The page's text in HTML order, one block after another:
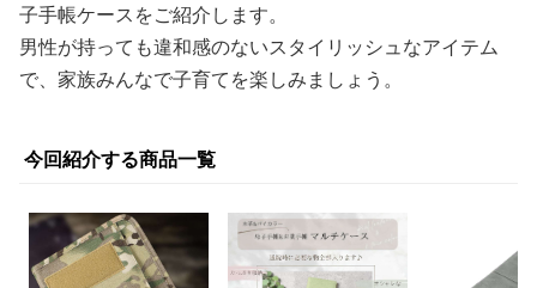
子手帳ケースをご紹介します。
男性が持っても違和感のないスタイリッシュなアイテム
で、家族みんなで子育てを楽しみましょう。
今回紹介する商品一覧